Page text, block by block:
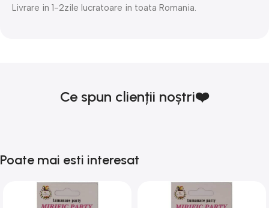
Livrare in 1-2zile lucratoare in toata Romania.
Ce spun clienții noștri❤️
Poate mai esti interesat